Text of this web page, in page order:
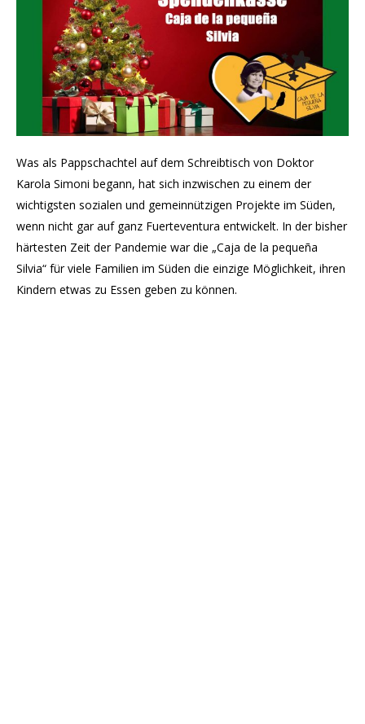
Was als Pappschachtel auf dem Schreibtisch von Doktor
Karola Simoni begann, hat sich inzwischen zu einem der
wichtigsten sozialen und gemeinnützigen Projekte im Süden,
wenn nicht gar auf ganz Fuerteventura entwickelt. In der bisher
härtesten Zeit der Pandemie war die „Caja de la pequeña
Silvia“ für viele Familien im Süden die einzige Möglichkeit, ihren
Kindern etwas zu Essen geben zu können.